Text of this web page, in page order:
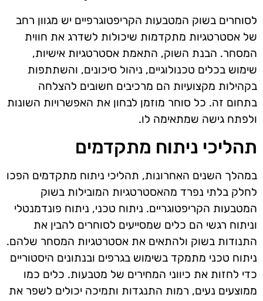
לסוחרים בשוק המטבעות הקריפטוגרפיים יש מגוון רחב
של אסטרטגיות מתקדמות שיכולות לשדרג את חווית
המסחר. הבנת השוק, התאמת אסטרטגיות אישיות,
שימוש בכלים טכנולוגיים, ניהול סיכונים, והשתתפות
בקהילות מקצועיות הם מרכיבים חשובים להצלחה
בתחום זה. כל סוחר מוזמן לבחון את האפשרויות השונות
ולפתח גישה שמתאימה לו.
תהליכי ניתוח מתקדמים
במהלך השנים האחרונות, תהליכי ניתוח מתקדמים הפכו
לחלק בלתי נפרד מהאסטרטגיות המובילות בשוק
המטבעות הקריפטוגריים. ניתוח טכני, ניתוח פונדמנטלי
וניתוח רגשי הם כלים שמסייעים לסוחרים להבין את
התנודות בשוק ולהתאים את אסטרטגיות המסחר שלהם.
ניתוח טכני מתמקד בשימוש בגרפים ובנתונים היסטוריים
כדי לחזות את כיווני המחירים של מטבעות. כלים כמו
ממוצעים נעים, רמות התנגדות ותמיכה יכולים לשפר את